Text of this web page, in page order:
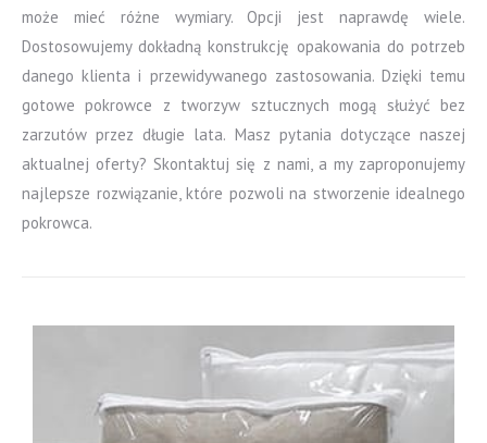
może mieć różne wymiary. Opcji jest naprawdę wiele.
Dostosowujemy dokładną konstrukcję opakowania do potrzeb
danego klienta i przewidywanego zastosowania. Dzięki temu
gotowe pokrowce z tworzyw sztucznych mogą służyć bez
zarzutów przez długie lata. Masz pytania dotyczące naszej
aktualnej oferty? Skontaktuj się z nami, a my zaproponujemy
najlepsze rozwiązanie, które pozwoli na stworzenie idealnego
pokrowca.